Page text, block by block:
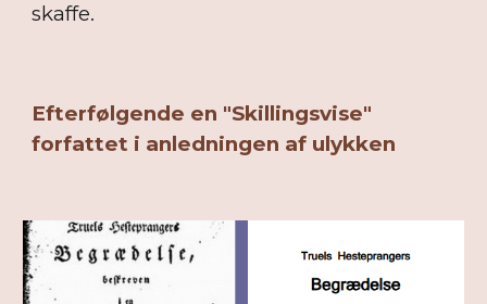
skaffe.
Efterfølgende en "Skillingsvise"
forfattet i anledningen af ulykken